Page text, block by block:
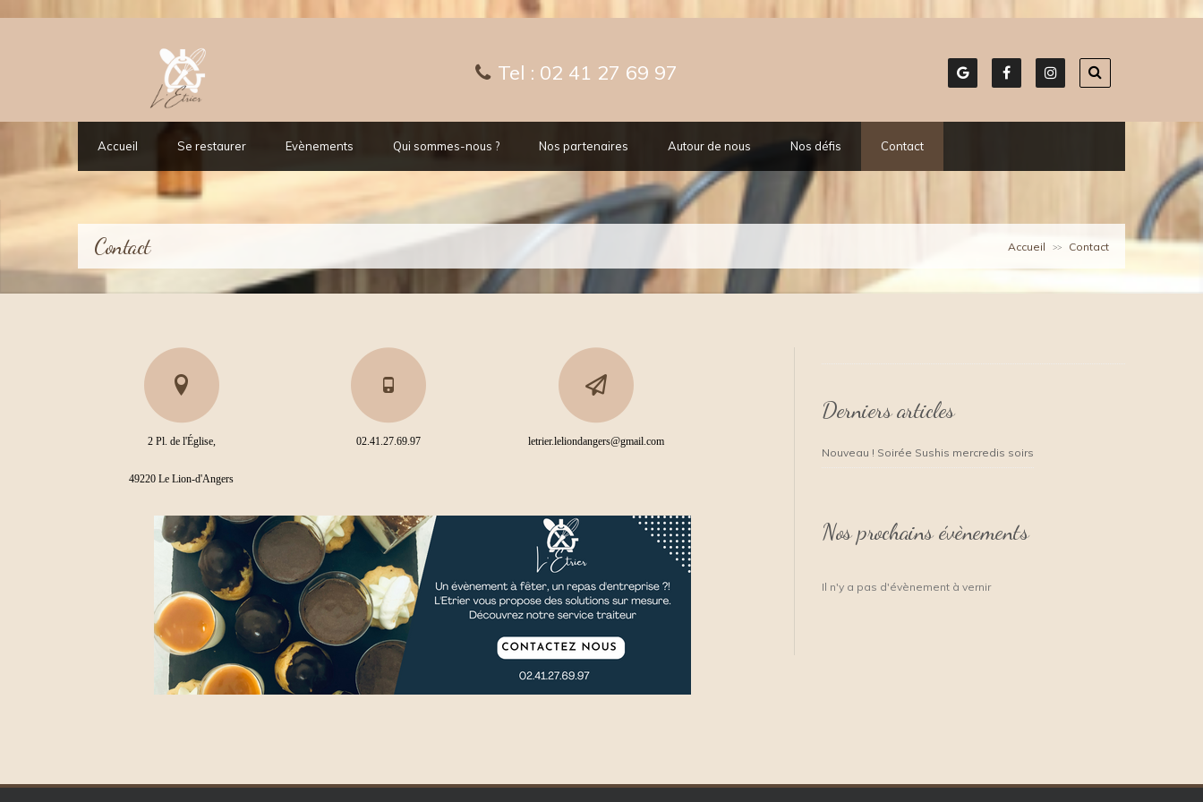
Tel : 02 41 27 69 97
Accueil Se restaurer Evènements Qui sommes-nous ? Nos partenaires Autour de nous Nos défis Contact
Contact Accueil >> Contact
2 Pl. de l'Église,
49220 Le Lion-d'Angers
02.41.27.69.97 letrier.leliondangers@gmail.com
Derniers articles
Nouveau ! Soirée Sushis mercredis soirs
Nos prochains évènements
Il n'y a pas d'évènement à vernir